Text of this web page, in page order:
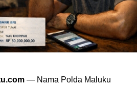
— Nama Polda Maluku